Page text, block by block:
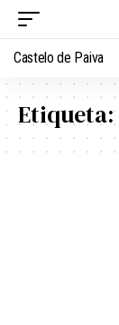
Castelo de Paiva
Etiqueta: